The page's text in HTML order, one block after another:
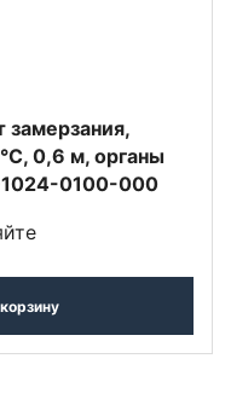
0,6 м, органы
1024-0100-000